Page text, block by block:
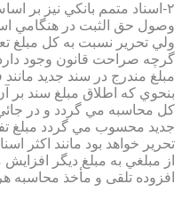
۲-اسناد متمم بانكي نيز بر
وصول حق الثبت در هنگامي
ولي تحرير نسبت به كل مبلغ
گرچه صراحت قانون وجود
مبلغ مندرج در سند جديد
بنحوي كه اطلاق مبلغ سند بر
كل محاسبه مي گردد و در
جديد محسوب مي گردد مبلغ
تحرير خواهد بود مانند اكثر
از مبلغي به مبلغ ديگر
افزوده تلقی و مأخذ محاسبه